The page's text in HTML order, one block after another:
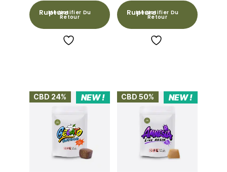
Me Notifier Du
Retour
Me Notifier Du
Retour
NEW !
CBD 24% NEW !
CBD 50%